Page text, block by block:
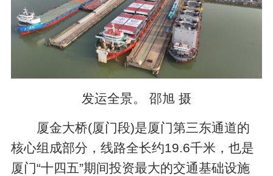
发运全景。 邵旭 摄
厦金大桥(厦门段)是厦门第三东通道的
核心组成部分，线路全长约19.6千米，也是
厦门“十四五”期间投资最大的交通基础设施